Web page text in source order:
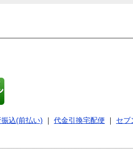
込(前払い) 代金引換宅配便
セブ